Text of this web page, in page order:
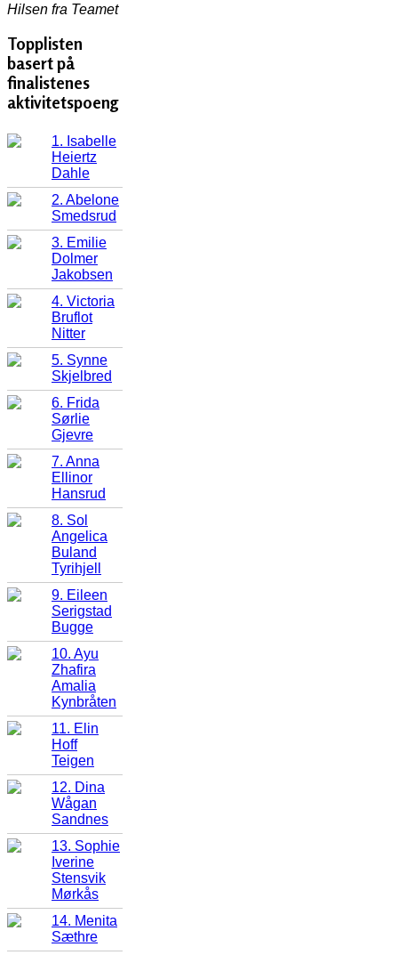
Hilsen fra Teamet
Topplisten
basert på
finalistenes
aktivitetspoeng
1. Isabelle
Heiertz
Dahle
2. Abelone
Smedsrud
3. Emilie
Dolmer
Jakobsen
4. Victoria
Bruflot
Nitter
5. Synne
Skjelbred
6. Frida
Sørlie
Gjevre
7. Anna
Ellinor
Hansrud
8. Sol
Angelica
Buland
Tyrihjell
9. Eileen
Serigstad
Bugge
10. Ayu
Zhafira
Amalia
Kynbråten
11. Elin
Hoff
Teigen
12. Dina
Wågan
Sandnes
13. Sophie
Iverine
Stensvik
Mørkås
14. Menita
Sæthre